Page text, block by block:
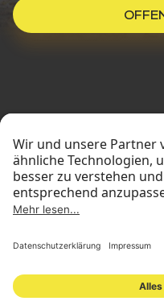
KONTAKT
ANFRAGEN
STANDORTE
© 2026
STANDORTE
PRESSEMATERIAL